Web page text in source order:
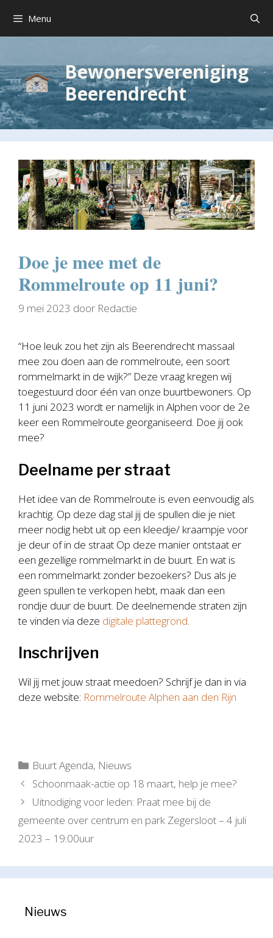
naar
de
Menu
Bewonersvereniging
Beerendrecht
Doe je mee met de
Rommelroute op 11 juni?
9 mei 2023 door Redactie
“Hoe leuk zou het zijn als Beerendrecht massaal
mee zou doen aan de rommelroute, een soort
rommelmarkt in de wijk?” Deze vraag kregen wij
toegestuurd door één van onze buurtbewoners. Op
11 juni 2023 wordt er namelijk in Alphen voor de 2e
keer een Rommelroute georganiseerd. Doe jij ook
mee?
Deelname per straat
Het idee van de Rommelroute is even eenvoudig als
krachtig. Op deze dag stal jij de spullen die je niet
meer nodig hebt uit op een kleedje/ kraampje voor
je deur of in de straat Op deze manier ontstaat er
een gezellige rommelmarkt in de buurt. En wat is
een rommelmarkt zonder bezoekers? Dus als je
geen spullen te verkopen hebt, maak dan een
rondje duur de buurt. De deelnemende straten zijn
te vinden via deze digitale plattegrond.
Inschrijven
Wil jij met jouw straat meedoen? Schrijf je dan in via
deze website: Rommelroute Alphen aan den Rijn
Categorieën
Buurt Agenda, Nieuws
Schoonmaak-actie op 18 maart, help je mee?
Uitnodiging voor leden: Praat mee bij de
gemeente over centrum en park Zegersloot – 4 juli
2023 – 19:00uur
Nieuws